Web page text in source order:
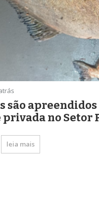
são
no Setor
leia mais